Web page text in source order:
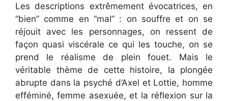
Les descriptions extrêmement évocatrices, en
“bien” comme en “mal” : on souffre et on se
réjouit avec les personnages, on ressent de
façon quasi viscérale ce qui les touche, on se
prend le réalisme de plein fouet. Mais le
véritable thème de cette histoire, la plongée
abrupte dans la psyché d’Axel et Lottie, homme
efféminé, femme asexuée, et la réflexion sur la